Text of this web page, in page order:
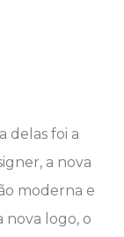
delas foi a
a nova
moderna e
nova logo, o